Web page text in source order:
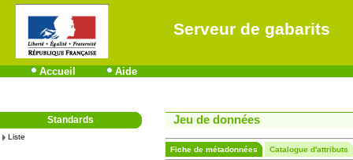
Serveur de gabarits
Accueil Aide
Standards
Liste
Jeu de données
Fiche de métadonnées Catalogue d'attributs